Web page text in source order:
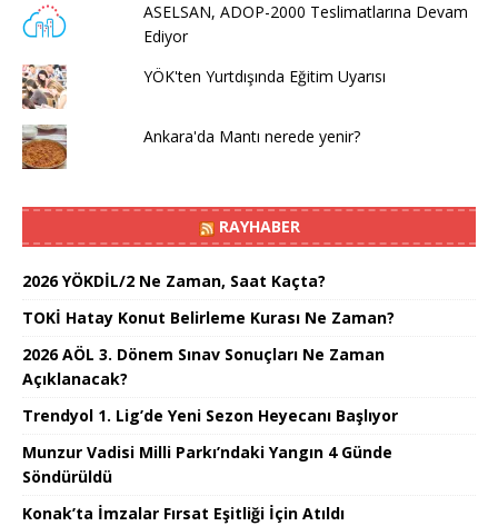
ASELSAN, ADOP-2000 Teslimatlarına Devam
Ediyor
YÖK'ten Yurtdışında Eğitim Uyarısı
Ankara'da Mantı nerede yenir?
RAYHABER
2026 YÖKDİL/2 Ne Zaman, Saat Kaçta?
TOKİ Hatay Konut Belirleme Kurası Ne Zaman?
2026 AÖL 3. Dönem Sınav Sonuçları Ne Zaman
Açıklanacak?
Trendyol 1. Lig’de Yeni Sezon Heyecanı Başlıyor
Munzur Vadisi Milli Parkı’ndaki Yangın 4 Günde
Söndürüldü
Konak’ta İmzalar Fırsat Eşitliği İçin Atıldı